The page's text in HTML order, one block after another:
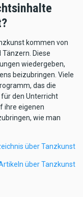
kommen von
Diese
wiedergeben,
beizubringen. Viele
das die
den Unterricht
ihre eigenen
wie man
über Tanzkunst
über Tanzkunst